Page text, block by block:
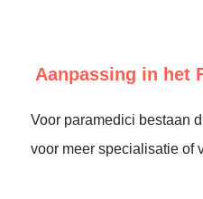
Aanpassing in het
Voor paramedici bestaan
voor meer specialisatie of